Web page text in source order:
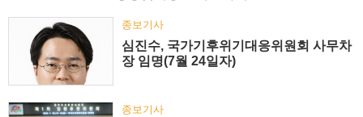
종보기사
심진수, 국가기후위기대응위원회 사무차
장 임명(7월 24일자)
종보기사